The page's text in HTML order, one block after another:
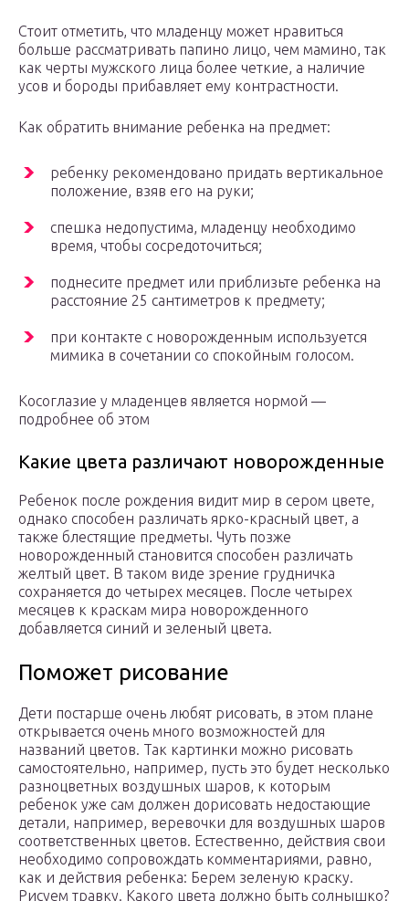
Стоит отметить, что младенцу может нравиться
больше рассматривать папино лицо, чем мамино, так
как черты мужского лица более четкие, а наличие
усов и бороды прибавляет ему контрастности.
Как обратить внимание ребенка на предмет:
ребенку рекомендовано придать вертикальное
положение, взяв его на руки;
спешка недопустима, младенцу необходимо
время, чтобы сосредоточиться;
поднесите предмет или приблизьте ребенка на
расстояние 25 сантиметров к предмету;
при контакте с новорожденным используется
мимика в сочетании со спокойным голосом.
Косоглазие у младенцев является нормой —
подробнее об этом
Какие цвета различают новорожденные
Ребенок после рождения видит мир в сером цвете,
однако способен различать ярко-красный цвет, а
также блестящие предметы. Чуть позже
новорожденный становится способен различать
желтый цвет. В таком виде зрение грудничка
сохраняется до четырех месяцев. После четырех
месяцев к краскам мира новорожденного
добавляется синий и зеленый цвета.
Поможет рисование
Дети постарше очень любят рисовать, в этом плане
открывается очень много возможностей для
названий цветов. Так картинки можно рисовать
самостоятельно, например, пусть это будет несколько
разноцветных воздушных шаров, к которым
ребенок уже сам должен дорисовать недостающие
детали, например, веревочки для воздушных шаров
соответственных цветов. Естественно, действия свои
необходимо сопровождать комментариями, равно,
как и действия ребенка: Берем зеленую краску.
Рисуем травку. Какого цвета должно быть солнышко?